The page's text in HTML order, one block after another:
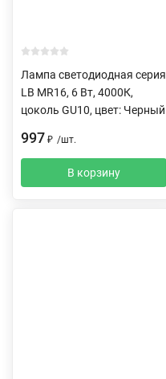
Лампа светодиодная серия
LB MR16, 6 Вт, 4000К,
цоколь GU10, цвет: Черный
997 ₽ /шт.
В корзину